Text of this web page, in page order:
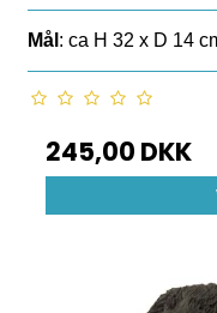
Mål : ca H 32 x D 14
245,00 DKK